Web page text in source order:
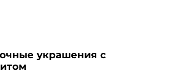
украшения с